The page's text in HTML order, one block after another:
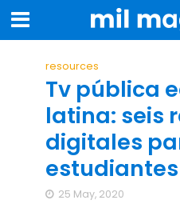
resources
Tv pública
latina: seis
digitales
25 May, 2020